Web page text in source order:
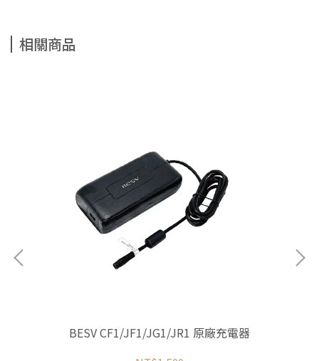
相關商品
BESV CF1/JF1/JG1/JR1 原廠充電器